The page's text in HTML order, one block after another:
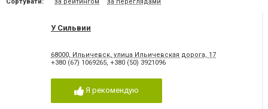
У Сильвии
68000, Ильичевск, улица Ильичевская дорога, 17
+380 (67) 1069265, +380 (50) 3921096
Я рекомендую